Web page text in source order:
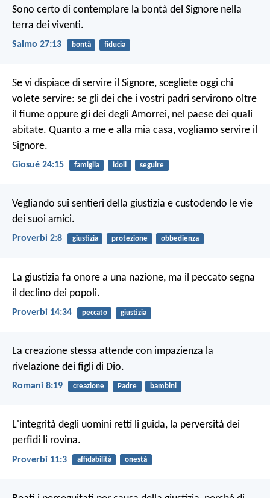
Sono certo di contemplare la bontà del Signore nella
terra dei viventi.
Salmo 27:13 bontà fiducia
Se vi dispiace di servire il Signore, scegliete oggi chi
volete servire: se gli dei che i vostri padri servirono oltre
il fiume oppure gli dei degli Amorrei, nel paese dei quali
abitate. Quanto a me e alla mia casa, vogliamo servire il
Signore.
Giosué 24:15 famiglia idoli seguire
Vegliando sui sentieri della giustizia e custodendo le vie
dei suoi amici.
Proverbi 2:8 giustizia protezione obbedienza
La giustizia fa onore a una nazione, ma il peccato segna
il declino dei popoli.
Proverbi 14:34 peccato giustizia
La creazione stessa attende con impazienza la
rivelazione dei figli di Dio.
Romani 8:19 creazione Padre bambini
L'integrità degli uomini retti li guida, la perversità dei
perfidi li rovina.
Proverbi 11:3 affidabilità onestà